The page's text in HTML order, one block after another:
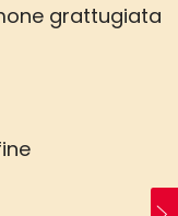
grattugiata